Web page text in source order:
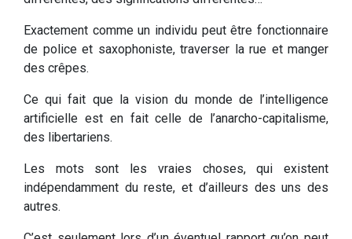
Exactement comme un individu peut être fonctionnaire
de police et saxophoniste, traverser la rue et manger
des crêpes.
Ce qui fait que la vision du monde de l’intelligence
artificielle est en fait celle de l’anarcho-capitalisme,
des libertariens.
Les mots sont les vraies choses, qui existent
indépendamment du reste, et d’ailleurs des uns des
autres.